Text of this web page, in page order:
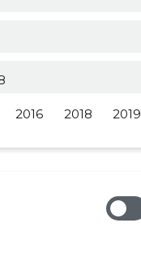
2016 2018 2019